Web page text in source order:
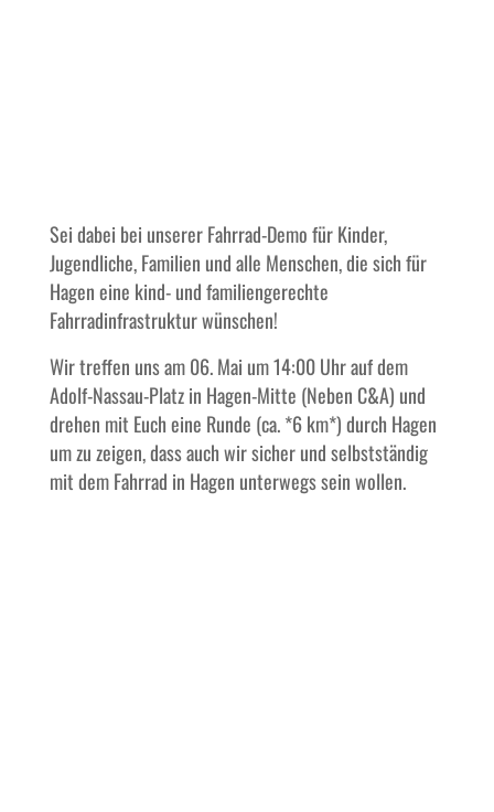
Sei dabei bei unserer Fahrrad-Demo für Kinder,
Jugendliche, Familien und alle Menschen, die sich für
Hagen eine kind- und familiengerechte
Fahrradinfrastruktur wünschen!
Wir treffen uns am 06. Mai um 14:00 Uhr auf dem
Adolf-Nassau-Platz in Hagen-Mitte (Neben C&A) und
drehen mit Euch eine Runde (ca. *6 km*) durch Hagen
um zu zeigen, dass auch wir sicher und selbstständig
mit dem Fahrrad in Hagen unterwegs sein wollen.